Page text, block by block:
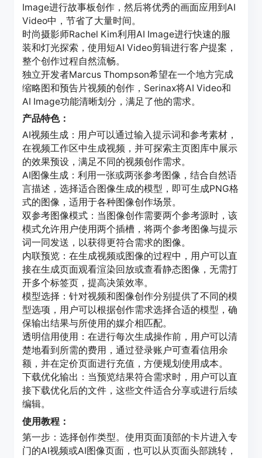
Image进行故事板创作，然后将优秀的画面应用到AI
Video中，节省了大量时间。
时尚摄影师Rachel Kim利用AI Image进行快速的服
装和灯光探索，使用短AI Video剪辑进行客户提案，
整个创作过程自然流畅。
独立开发者Marcus Thompson希望在一个地方完成
缩略图和预告片视频的创作，Serinax将AI Video和
AI Image功能清晰划分，满足了他的需求。
产品特色：
AI视频生成：用户可以通过输入提示词和参考素材，
在视频工作区中生成视频，并可探索主页图库中展示
的效果预设，满足不同的视频创作需求。
AI图像生成：利用一张或两张参考图像，结合自然语
言描述，选择适合图像生成的模型，即可生成PNG格
式的图像，适用于各种图像创作场景。
双参考图像模式：当图像创作需要两个参考源时，该
模式允许用户使用两个插槽，将两个参考图像与提示
词一同发送，以获得更符合需求的图像。
内联预览：在生成视频或图像的过程中，用户可以直
接在生成页面观看渲染回放或查看静态图像，无需打
开多个标签页，提高决策效率。
模型选择：针对视频和图像创作分别提供了不同的模
型选项，用户可以根据创作需求选择合适的模型，确
保输出结果与所使用的媒介相匹配。
透明信用使用：在进行每次生成操作前，用户可以清
楚地看到所需的费用，通过登录账户可查看信用余
额，并在定价页面进行充值，方便规划使用成本。
下载优化输出：当预览结果符合需求时，用户可以直
接下载优化后的文件，这些文件适合分享或进行后续
编辑。
使用教程：
第一步：选择创作类型。使用页面顶部的卡片进入专
门的AI视频或AI图像页面，也可以从页面头部跳转，